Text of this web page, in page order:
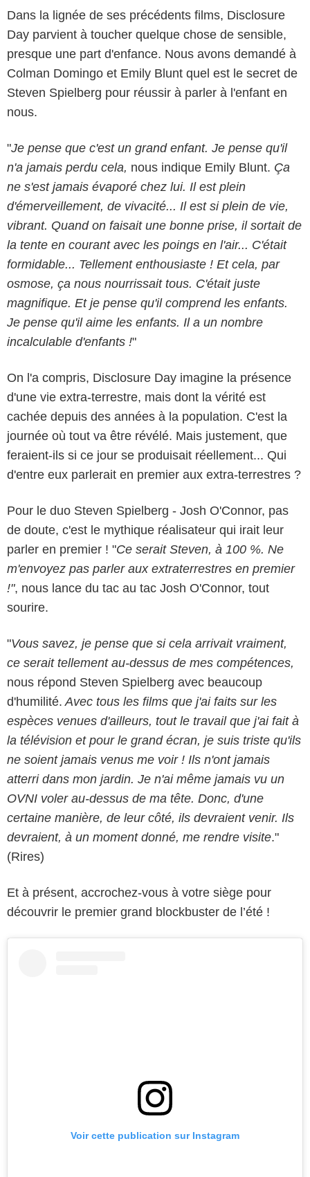
Dans la lignée de ses précédents films, Disclosure
Day parvient à toucher quelque chose de sensible,
presque une part d'enfance. Nous avons demandé à
Colman Domingo et Emily Blunt quel est le secret de
Steven Spielberg pour réussir à parler à l'enfant en
nous.
"Je pense que c'est un grand enfant. Je pense qu'il
n'a jamais perdu cela, nous indique Emily Blunt. Ça
ne s'est jamais évaporé chez lui. Il est plein
d'émerveillement, de vivacité... Il est si plein de vie,
vibrant. Quand on faisait une bonne prise, il sortait de
la tente en courant avec les poings en l'air... C'était
formidable... Tellement enthousiaste ! Et cela, par
osmose, ça nous nourrissait tous. C'était juste
magnifique. Et je pense qu'il comprend les enfants.
Je pense qu'il aime les enfants. Il a un nombre
incalculable d'enfants !"
On l'a compris, Disclosure Day imagine la présence
d'une vie extra-terrestre, mais dont la vérité est
cachée depuis des années à la population. C'est la
journée où tout va être révélé. Mais justement, que
feraient-ils si ce jour se produisait réellement... Qui
d'entre eux parlerait en premier aux extra-terrestres ?
Pour le duo Steven Spielberg - Josh O'Connor, pas
de doute, c'est le mythique réalisateur qui irait leur
parler en premier ! "Ce serait Steven, à 100 %. Ne
m'envoyez pas parler aux extraterrestres en premier
!", nous lance du tac au tac Josh O'Connor, tout
sourire.
"Vous savez, je pense que si cela arrivait vraiment,
ce serait tellement au-dessus de mes compétences,
nous répond Steven Spielberg avec beaucoup
d'humilité. Avec tous les films que j'ai faits sur les
espèces venues d'ailleurs, tout le travail que j'ai fait à
la télévision et pour le grand écran, je suis triste qu'ils
ne soient jamais venus me voir ! Ils n'ont jamais
atterri dans mon jardin. Je n'ai même jamais vu un
OVNI voler au-dessus de ma tête. Donc, d'une
certaine manière, de leur côté, ils devraient venir. Ils
devraient, à un moment donné, me rendre visite."
(Rires)
Et à présent, accrochez-vous à votre siège pour
découvrir le premier grand blockbuster de l’été !
Voir cette publication sur Instagram